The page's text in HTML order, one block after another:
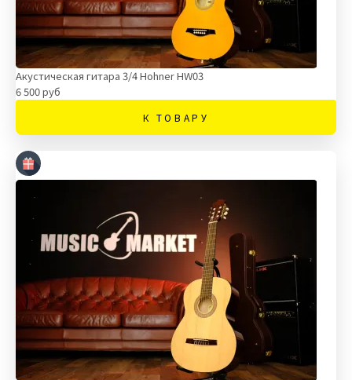
Акустическая гитара 3/4 Hohner HW03
6 500 руб
К ТОВАРУ